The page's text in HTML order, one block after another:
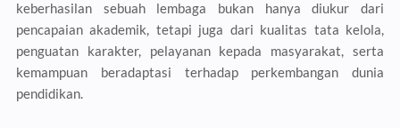
keberhasilan sebuah lembaga bukan hanya diukur dari
pencapaian akademik, tetapi juga dari kualitas tata kelola,
penguatan karakter, pelayanan kepada masyarakat, serta
kemampuan beradaptasi terhadap perkembangan dunia
pendidikan.